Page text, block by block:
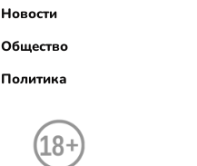
Новости
Общество
Политика